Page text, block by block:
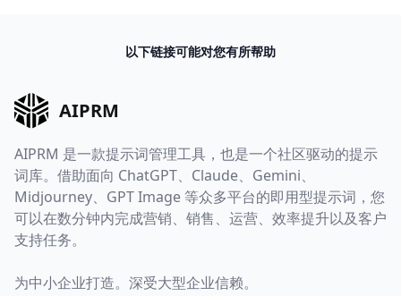
以下链接可能对您有所帮助
AIPRM
AIPRM 是一款提示词管理工具，也是一个社区驱动的提示
词库。借助面向 ChatGPT、Claude、Gemini、
Midjourney、GPT Image 等众多平台的即用型提示词，您
可以在数分钟内完成营销、销售、运营、效率提升以及客户
支持任务。
为中小企业打造。深受大型企业信赖。